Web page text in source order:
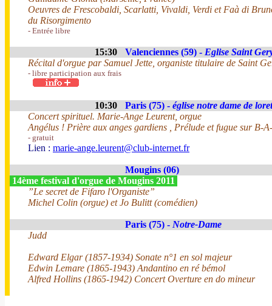
Oeuvres de Frescobaldi, Scarlatti, Vivaldi, Verdi et Faà di
du Risorgimento
- Entrée libre
15:30 Valenciennes (59) - Eglise Saint
Récital d'orgue par Samuel Jette, organiste titulaire de Saint
- libre participation aux frais
10:30 Paris (75) - église notre dame de
Concert spirituel. Marie-Ange Leurent, orgue
Angélus ! Prière aux anges gardiens , Prélude et fugue sur B-
- gratuit
Lien : marie-ange.leurent@club-internet.fr
Mougins (06)
14ème festival d'orgue de Mougins 2011
”Le secret de Fifaro l'Organiste”
Michel Colin (orgue) et Jo Bulitt (comédien)
Paris (75) - Notre-Dame
Judd
Edward Elgar (1857-1934) Sonate n°1 en sol majeur
Edwin Lemare (1865-1943) Andantino en ré bémol
Alfred Hollins (1865-1942) Concert Overture en do mineur